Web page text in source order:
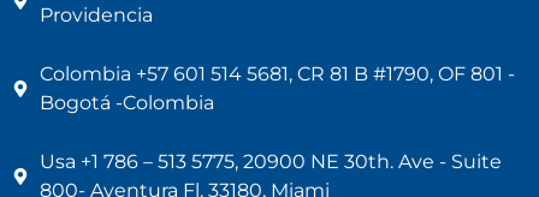
Providencia
Colombia +57 601 514 5681, CR 81 B #1790, OF 801 -
Bogotá -Colombia
Usa +1 786 – 513 5775, 20900 NE 30th. Ave - Suite
800- Aventura Fl. 33180, Miami